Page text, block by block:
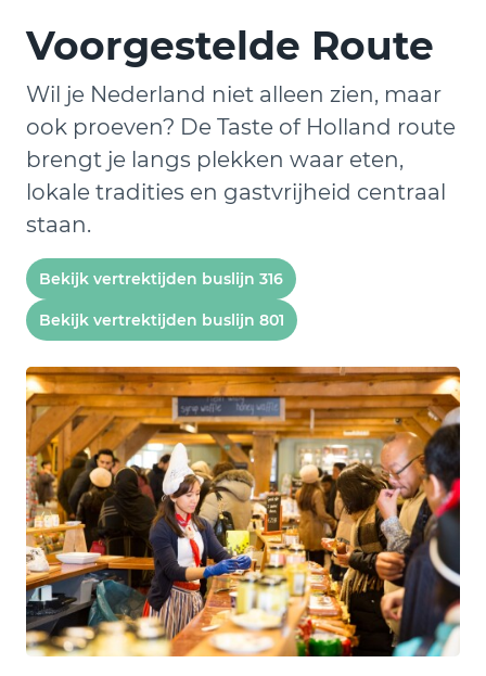
Voorgestelde Route
Wil je Nederland niet alleen zien, maar
ook proeven? De Taste of Holland route
brengt je langs plekken waar eten,
lokale tradities en gastvrijheid centraal
staan.
Bekijk vertrektijden buslijn 316
Bekijk vertrektijden buslijn 801